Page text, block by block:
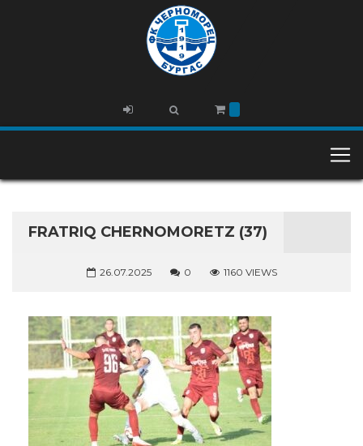
FRATRIQ CHERNOMORETZ (37)
26.07.2025 0 1160 VIEWS